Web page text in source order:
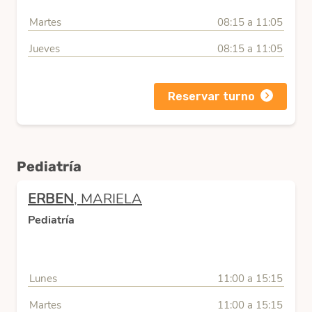
Martes
08:15 a 11:05
Jueves
08:15 a 11:05
Reservar turno
Pediatría
ERBEN, MARIELA
Pediatría
Lunes
11:00 a 15:15
Martes
11:00 a 15:15